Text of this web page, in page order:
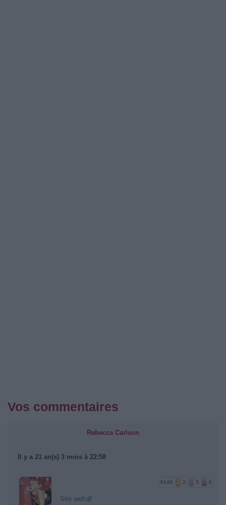
Vos commentaires
Rebecca Carlson
Il y a 21 an(s) 3 mois à 22:58
6148 2 3 6
Site web